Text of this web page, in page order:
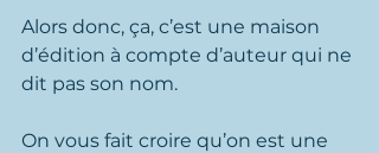
Alors donc, ça, c’est une maison
d’édition à compte d’auteur qui ne
dit pas son nom.
On vous fait croire qu’on est une